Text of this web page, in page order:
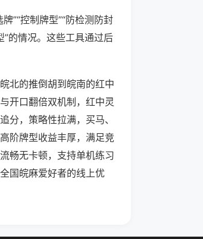
”“控制牌型”“防检测防封
”的情况。这些工具通过后
北的推倒胡到皖南的红中
开口翻倍双机制，红中灵
分，策略性拉满，买马、
阶牌型收益丰厚，满足竞
畅无卡顿，支持单机练习
国皖麻爱好者的线上优